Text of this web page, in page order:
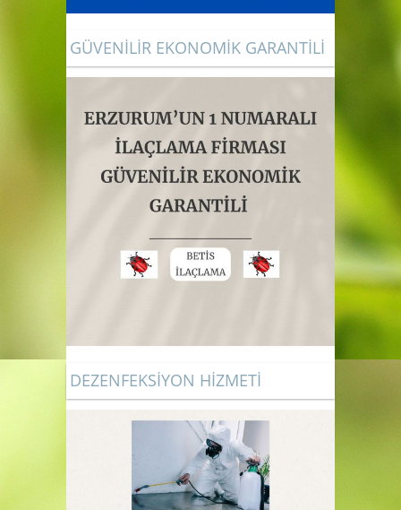
GÜVENİLİR EKONOMİK GARANTİLİ
DEZENFEKSİYON HİZMETİ